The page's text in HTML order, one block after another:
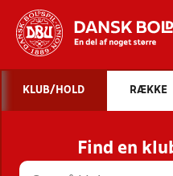
STILLINGER,
KLUB/HOLD RÆKKE
Find en